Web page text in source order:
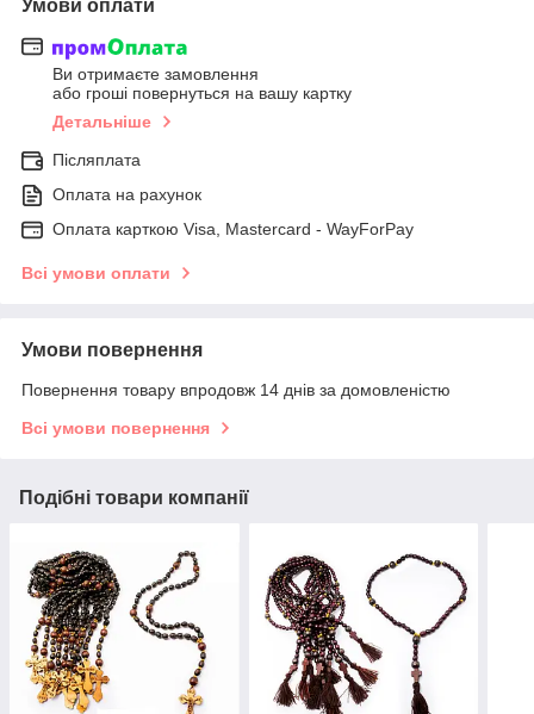
Умови оплати
Ви отримаєте замовлення
або гроші повернуться на вашу картку
Детальніше
Післяплата
Оплата на рахунок
Оплата карткою Visa, Mastercard - WayForPay
Всі умови оплати
Умови повернення
Повернення товару впродовж 14 днів за домовленістю
Всі умови повернення
Подібні товари компанії